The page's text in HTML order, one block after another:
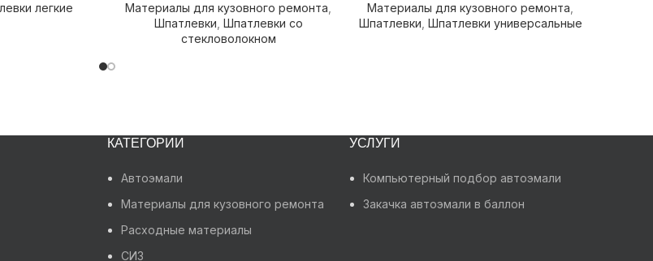
легкие Материалы для кузовного ремонта
Шпатлевки Шпатлевки со
стекловолокном
Материалы для кузовного ремонта
Шпатлевки Шпатлевки универсальные
КАТЕГОРИИ
Автоэмали
Материалы для кузовного ремонта
Расходные материалы
СИЗ
УСЛУГИ
Компьютерный подбор автоэмали
Закачка автоэмали в баллон